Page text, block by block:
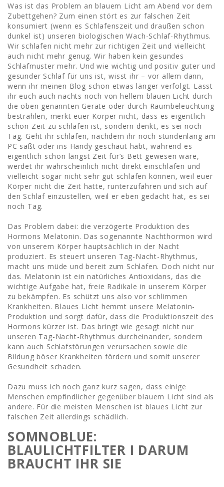
Was ist das Problem an blauem Licht am Abend vor dem
Zubettgehen? Zum einen stört es zur falschen Zeit
konsumiert (wenn es Schlafenszeit und draußen schon
dunkel ist) unseren biologischen Wach-Schlaf-Rhythmus.
Wir schlafen nicht mehr zur richtigen Zeit und vielleicht
auch nicht mehr genug. Wir haben kein gesundes
Schlafmuster mehr. Und wie wichtig und positiv guter und
gesunder Schlaf für uns ist, wisst ihr – vor allem dann,
wenn ihr meinen Blog schon etwas länger verfolgt. Lasst
ihr euch auch nachts noch von hellem blauen Licht durch
die oben genannten Geräte oder durch Raumbeleuchtung
bestrahlen, merkt euer Körper nicht, dass es eigentlich
schon Zeit zu schlafen ist, sondern denkt, es sei noch
Tag. Geht ihr schlafen, nachdem ihr noch stundenlang am
PC saßt oder ins Handy geschaut habt, während es
eigentlich schon längst Zeit für‘s Bett gewesen wäre,
werdet ihr wahrscheinlich nicht direkt einschlafen und
vielleicht sogar nicht sehr gut schlafen können, weil euer
Körper nicht die Zeit hatte, runterzufahren und sich auf
den Schlaf einzustellen, weil er eben gedacht hat, es sei
noch Tag.
Das Problem dabei: die verzögerte Produktion des
Hormons Melatonin. Das sogenannte Nachthormon wird
von unserem Körper hauptsächlich in der Nacht
produziert. Es steuert unseren Tag-Nacht-Rhythmus,
macht uns müde und bereit zum Schlafen. Doch nicht nur
das. Melatonin ist ein natürliches Antioxidans, das die
wichtige Aufgabe hat, freie Radikale in unserem Körper
zu bekämpfen. Es schützt uns also vor schlimmen
Krankheiten. Blaues Licht hemmt unsere Melatonin-
Produktion und sorgt dafür, dass die Produktionszeit des
Hormons kürzer ist. Das bringt wie gesagt nicht nur
unseren Tag-Nacht-Rhythmus durcheinander, sondern
kann auch Schlafstörungen verursachen sowie die
Bildung böser Krankheiten fördern und somit unserer
Gesundheit schaden.
Dazu muss ich noch ganz kurz sagen, dass einige
Menschen empfindlicher gegenüber blauem Licht sind als
andere. Für die meisten Menschen ist blaues Licht zur
falschen Zeit allerdings schädlich.
SOMNOBLUE:
BLAULICHTFILTER I DARUM
BRAUCHT IHR SIE